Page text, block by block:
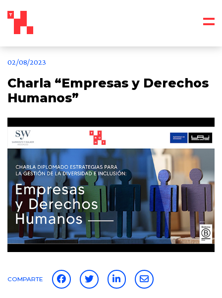
02/08/2023
Charla “Empresas y Derechos
Humanos”
COMPARTE